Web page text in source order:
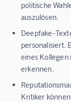
politische
auszulösen.
Deepfake-
personalisiert.
eines Kollegen
erkennen.
Kritiker